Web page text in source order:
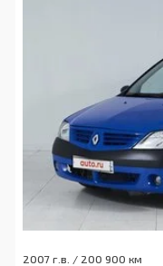
2007 г.в. / 200 900 км